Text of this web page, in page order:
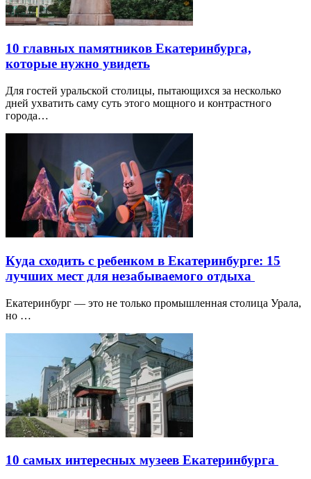
10 главных памятников Екатеринбурга,
которые нужно увидеть
Для гостей уральской столицы, пытающихся за несколько
дней ухватить саму суть этого мощного и контрастного
города…
Куда сходить с ребенком в Екатеринбурге: 15
лучших мест для незабываемого отдыха
Екатеринбург — это не только промышленная столица Урала,
но …
10 самых интересных музеев Екатеринбурга